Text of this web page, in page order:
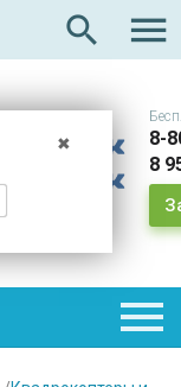
search 
✖
8-
8
